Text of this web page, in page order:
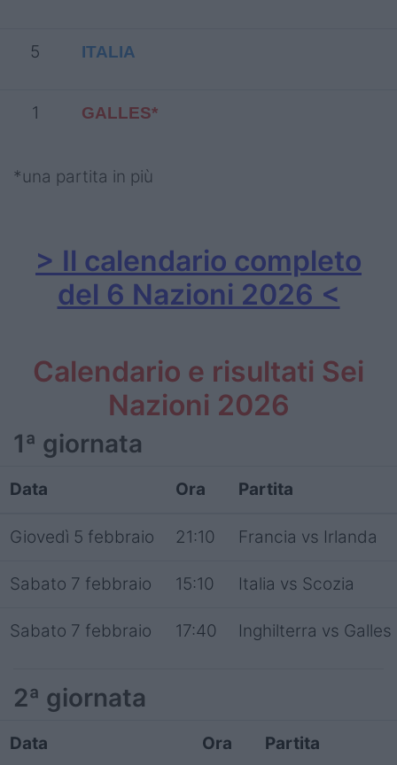
5 ITALIA
1 GALLES*
*una partita in più
> Il calendario completo
del 6 Nazioni 2026 <
Calendario e risultati Sei
Nazioni 2026
1ª giornata
Data Ora Partita
Giovedì 5 febbraio 21:10 Francia vs Irlanda
Sabato 7 febbraio 15:10 Italia vs Scozia
Sabato 7 febbraio 17:40 Inghilterra vs Galles
2ª giornata
Data Ora Partita